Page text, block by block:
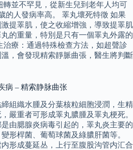
轉並不罕見，從新生兒到老年人均可
的人發病率高。 睪丸壞死特徵 如果
提睪肌，使之收縮增強，導致提睪肌
的重量，特別是只有一個睪丸外露的
治療：通過特殊檢查方法，如超聲診
，會發現精索靜脈曲張，醫生將判斷
病 – 精索静脉曲张
組織水腫及分葉核粒細胞浸潤，生精
嚴重者可形成睪丸膿腫及睪丸梗死。
由腮腺炎病毒引起的，睪丸炎主要的
形桿菌、葡萄球菌及綠膿肝菌等。
形成蔓延丛，上行至腹股沟管内汇合